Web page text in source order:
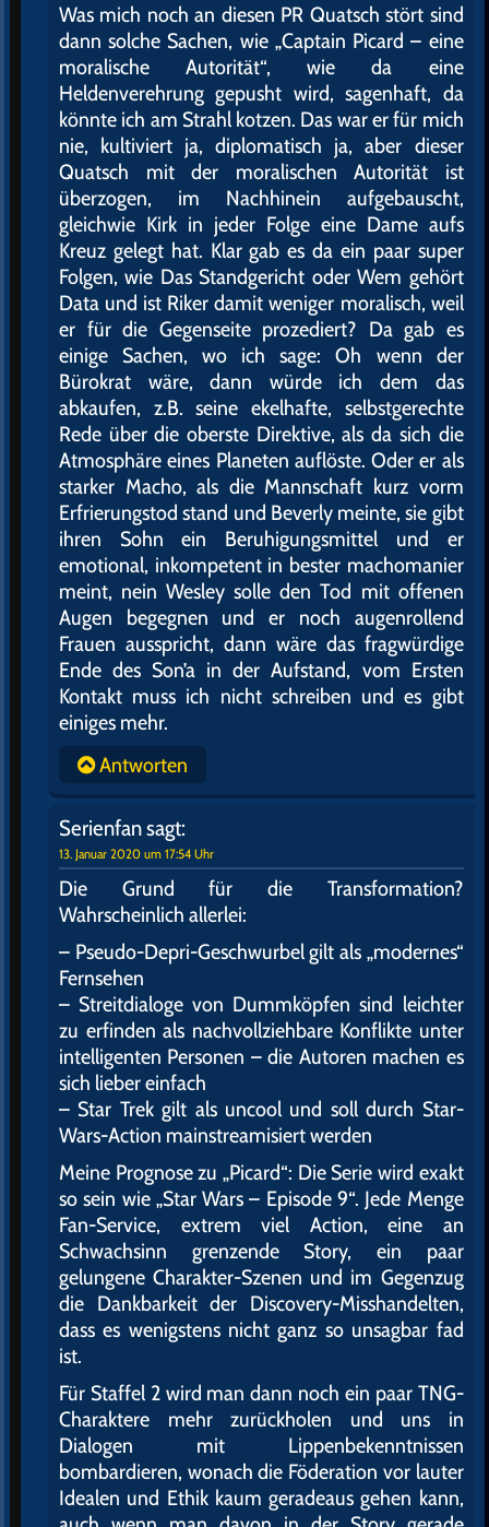
Was mich noch an diesen PR Quatsch stört sind
dann solche Sachen, wie „Captain Picard – eine
moralische Autorität“, wie da eine
Heldenverehrung gepusht wird, sagenhaft, da
könnte ich am Strahl kotzen. Das war er für mich
nie, kultiviert ja, diplomatisch ja, aber dieser
Quatsch mit der moralischen Autorität ist
überzogen, im Nachhinein aufgebauscht,
gleichwie Kirk in jeder Folge eine Dame aufs
Kreuz gelegt hat. Klar gab es da ein paar super
Folgen, wie Das Standgericht oder Wem gehört
Data und ist Riker damit weniger moralisch, weil
er für die Gegenseite prozediert? Da gab es
einige Sachen, wo ich sage: Oh wenn der
Bürokrat wäre, dann würde ich dem das
abkaufen, z.B. seine ekelhafte, selbstgerechte
Rede über die oberste Direktive, als da sich die
Atmosphäre eines Planeten auflöste. Oder er als
starker Macho, als die Mannschaft kurz vorm
Erfrierungstod stand und Beverly meinte, sie gibt
ihren Sohn ein Beruhigungsmittel und er
emotional, inkompetent in bester machomanier
meint, nein Wesley solle den Tod mit offenen
Augen begegnen und er noch augenrollend
Frauen ausspricht, dann wäre das fragwürdige
Ende des Son’a in der Aufstand, vom Ersten
Kontakt muss ich nicht schreiben und es gibt
einiges mehr.
Antworten
Serienfansagt:
13. Januar 2020 um 17:54 Uhr
Die Grund für die Transformation?
Wahrscheinlich allerlei:
– Pseudo-Depri-Geschwurbel gilt als „modernes“
Fernsehen
– Streitdialoge von Dummköpfen sind leichter
zu erfinden als nachvollziehbare Konflikte unter
intelligenten Personen – die Autoren machen es
sich lieber einfach
– Star Trek gilt als uncool und soll durch Star-
Wars-Action mainstreamisiert werden
Meine Prognose zu „Picard“: Die Serie wird exakt
so sein wie „Star Wars – Episode 9“. Jede Menge
Fan-Service, extrem viel Action, eine an
Schwachsinn grenzende Story, ein paar
gelungene Charakter-Szenen und im Gegenzug
die Dankbarkeit der Discovery-Misshandelten,
dass es wenigstens nicht ganz so unsagbar fad
ist.
Für Staffel 2 wird man dann noch ein paar TNG-
Charaktere mehr zurückholen und uns in
Dialogen mit Lippenbekenntnissen
bombardieren, wonach die Föderation vor lauter
Idealen und Ethik kaum geradeaus gehen kann,